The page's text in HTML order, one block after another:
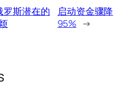
罗斯潜在的
启动资金骤降
95% →